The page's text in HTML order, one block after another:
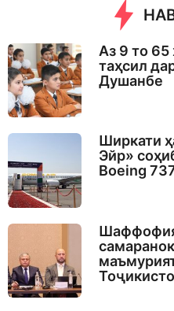
Аз 9 то 65
таҳсил
Душанбе
Ширкати
Эйр»
Boeing